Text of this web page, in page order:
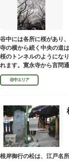
谷中には各所に桜があり
寺の横から続く中央の道
桜のトンネルのようにな
れます。寛永寺から言問
100mの桜並木や、霊園内
谷中エリア
根岸御行の松は、江戸名